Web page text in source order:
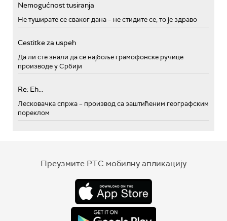
Nemogućnost tusiranja
Не туширате се сваког дана – не стидите се, то је здраво
Cestitke za uspeh
Да ли сте знали да се најбоље грамофонске ручице
производе у Србији
Re: Eh...
Лесковачка спржа – производ са заштићеним географским
пореклом
Преузмите РТС мобилну апликацију